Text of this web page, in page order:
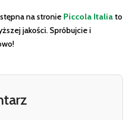
na stronie Piccola Italiato
jakości. Spróbujcie i